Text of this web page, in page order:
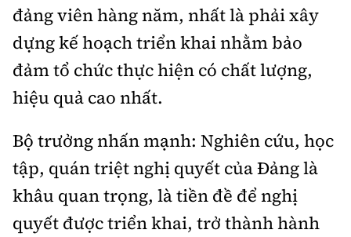
đảng viên hàng năm, nhất là phải xây
dựng kế hoạch triển khai nhằm bảo
đảm tổ chức thực hiện có chất lượng,
hiệu quả cao nhất.
Bộ trưởng nhấn mạnh: Nghiên cứu, học
tập, quán triệt nghị quyết của Đảng là
khâu quan trọng, là tiền đề để nghị
quyết được triển khai, trở thành hành